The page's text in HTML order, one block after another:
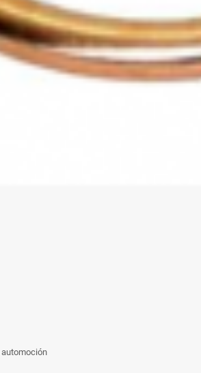
automoción